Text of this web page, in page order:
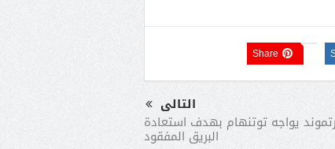
Share
التالى
يواجه توتنهام بهدف استعادة
البريق المفقود